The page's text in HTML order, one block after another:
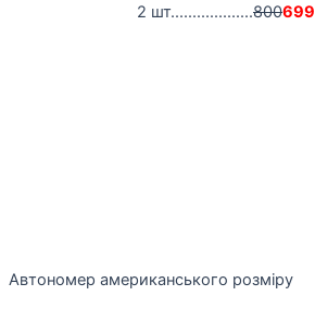
2 шт...................800699
Автономер американського розміру